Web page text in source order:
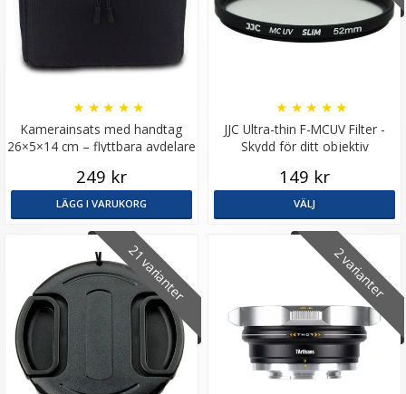
Kamerainsats med handtag
26×5×14 cm – flyttbara avdelare
★ ★ ★ ★ ★
249 kr
LÄGG I VARUKORG
JJC Ultra-thin F-MCUV Filter -
Skydd för ditt objektiv
★ ★ ★ ★ ★
149 kr
VÄLJ
21 varianter 2 varianter